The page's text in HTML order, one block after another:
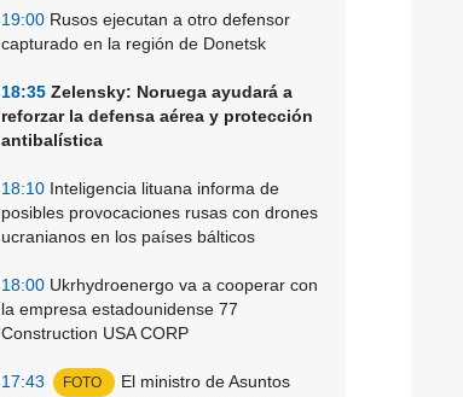
19:00 Rusos ejecutan a otro defensor
capturado en la región de Donetsk
18:35 Zelensky: Noruega ayudará a
reforzar la defensa aérea y protección
antibalística
18:10 Inteligencia lituana informa de
posibles provocaciones rusas con drones
ucranianos en los países bálticos
18:00 Ukrhydroenergo va a cooperar con
la empresa estadounidense 77
Construction USA CORP
17:43 FOTO
El ministro de Asuntos